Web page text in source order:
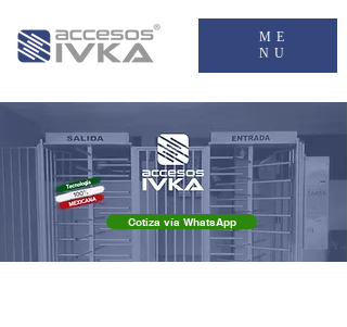
ME
NU
Cotiza vía WhatsApp